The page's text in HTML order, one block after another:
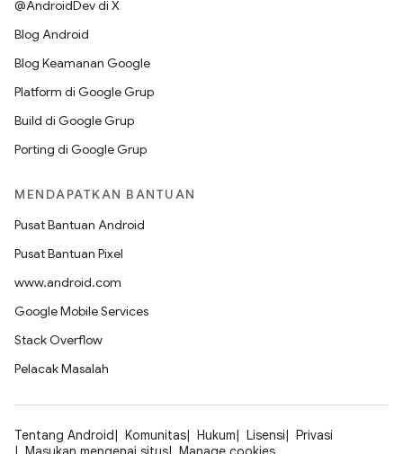
@AndroidDev di X
Blog Android
Blog Keamanan Google
Platform di Google Grup
Build di Google Grup
Porting di Google Grup
MENDAPATKAN BANTUAN
Pusat Bantuan Android
Pusat Bantuan Pixel
www.android.com
Google Mobile Services
Stack Overflow
Pelacak Masalah
Tentang Android Komunitas Hukum Lisensi
Privasi